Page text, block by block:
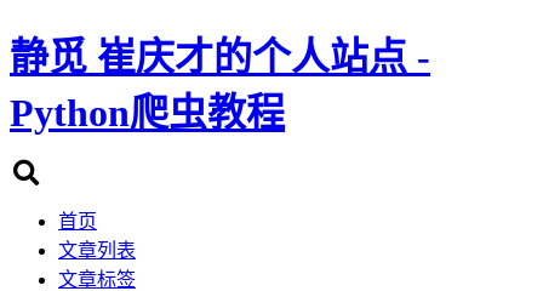
静觅 崔庆才的个人站点 -
Python爬虫教程
首页
文章列表
文章标签